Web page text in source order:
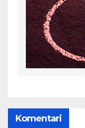
Komentari